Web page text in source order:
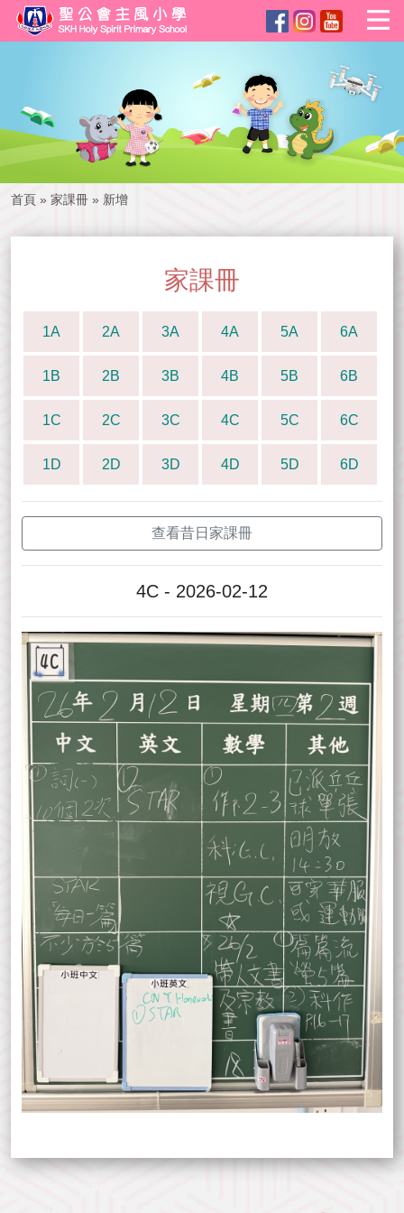
首頁 » 家課冊 » 新增
家課冊
1A 2A 3A 4A 5A 6A
1B 2B 3B 4B 5B 6B
1C 2C 3C 4C 5C 6C
1D 2D 3D 4D 5D 6D
查看昔日家課冊
4C - 2026-02-12